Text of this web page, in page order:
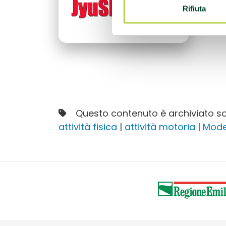
Rifiuta
Questo contenuto è archiviato
attività fisica | attività motoria |